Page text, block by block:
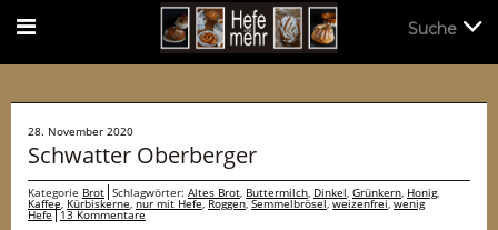
28. November 2020
Schwatter Oberberger
Kategorie Brot Schlagwörter: Altes Brot, Buttermilch, Dinkel, Grünkern, Honig,
Kaffee, Kürbiskerne, nur mit Hefe,Roggen,Semmelbrösel,weizenfrei,wenig
Hefe 13 Kommentare
Suche
Suche